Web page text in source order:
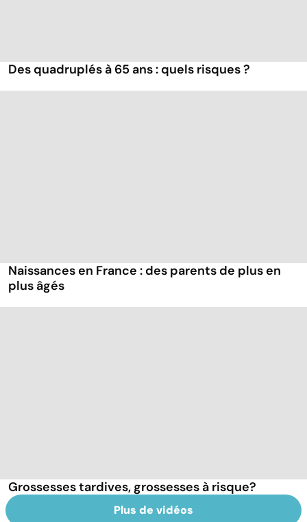
Des quadruplés à 65 ans : quels risques ?
Naissances en France : des parents de plus en
plus âgés
Grossesses tardives, grossesses à risque?
Plus de vidéos